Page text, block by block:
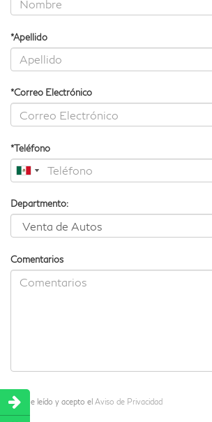
*Apellido
*Correo Electrónico
*Teléfono
Departmento:
Comentarios
He leído y acepto el Aviso de Privacidad